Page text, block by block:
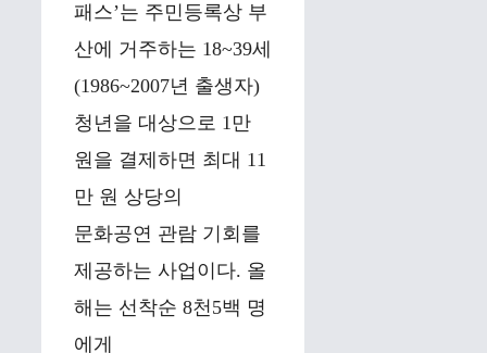
패스’는 주민등록상 부
산에 거주하는 18~39세
(1986~2007년 출생자)
청년을 대상으로 1만
원을 결제하면 최대 11
만 원 상당의
문화공연 관람 기회를
제공하는 사업이다. 올
해는 선착순 8천5백 명
에게